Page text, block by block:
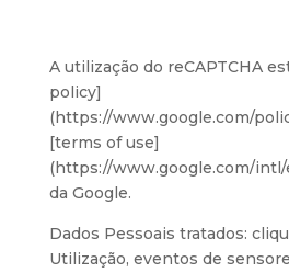
A utilização do reCAPTCHA
policy]
(https://www.google.com/
[terms of use]
(https://www.google.com/
da Google.
Dados Pessoais tratados:
Utilização, eventos de